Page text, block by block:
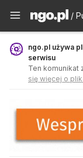
/
ngo.pl używa
serwisu
Ten komunikat
się więcej o